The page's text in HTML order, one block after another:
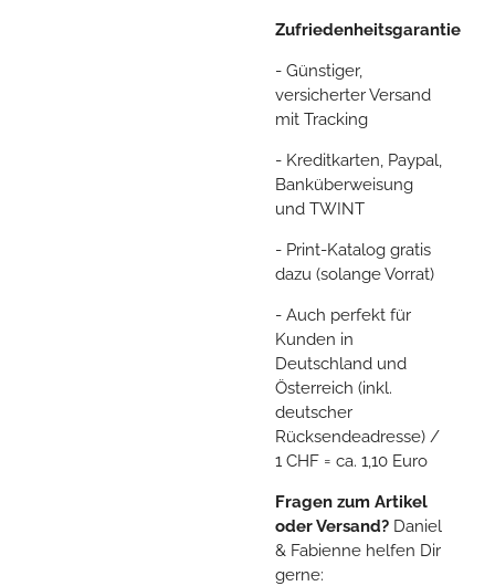
Zufriedenheitsgarantie
- Günstiger,
versicherter Versand
mit Tracking
- Kreditkarten, Paypal,
Banküberweisung
und TWINT
- Print-Katalog gratis
dazu (solange Vorrat)
- Auch perfekt für
Kunden in
Deutschland und
Österreich (inkl.
deutscher
Rücksendeadresse) /
1 CHF = ca. 1,10 Euro
Fragen zum Artikel
oder Versand? Daniel
& Fabienne helfen Dir
gerne: